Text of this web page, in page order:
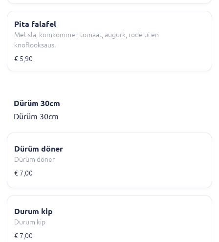
Pita falafel
Met sla, komkommer, tomaat, augurk, rode ui en
knoflooksaus.
€ 5,90
Dürüm 30cm
Dürüm 30cm
Dürüm döner
Dürüm döner
€ 7,00
Durum kip
Durum kip
€ 7,00